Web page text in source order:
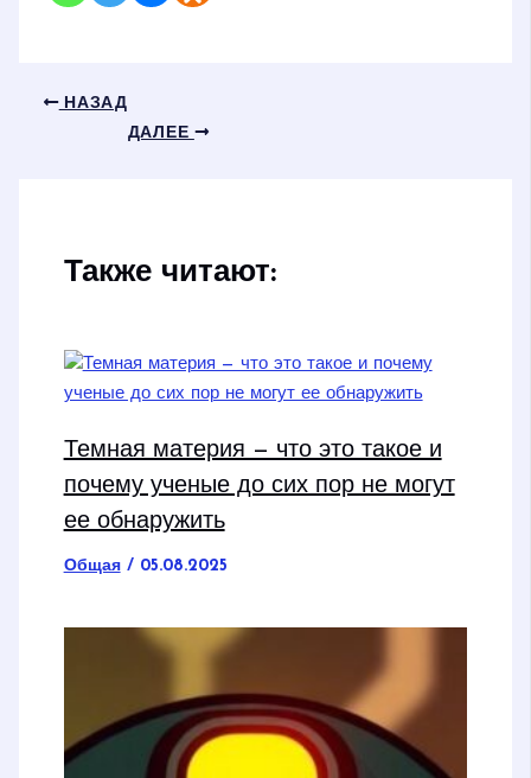
НАЗАД
ДАЛЕЕ
Также читают:
Темная материя — что это такое и
почему ученые до сих пор не могут
ее обнаружить
Общая/ 05.08.2025